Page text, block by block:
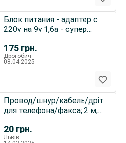
175 грн.
Блок питания - адаптер с
220v на 9v 1,6а - супер
Дрогобич
08.04.2025
20 грн.
Провод/шнур/кабель/дріт
для телефона/факса; 2 м;
Львів